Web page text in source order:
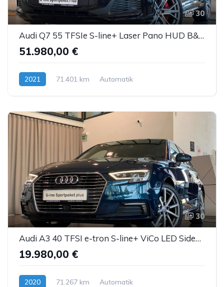
30
Audi Q7 55 TFSIe S-line+ Laser Pano HUD B&O ACC 22"
51.980,00 €
2021 71.401 km
Automatik
30
Audi A3 40 TFSI e-tron S-line+ ViCo LED SideA DAB DSP
19.980,00 €
2020 71.267 km
Automatik